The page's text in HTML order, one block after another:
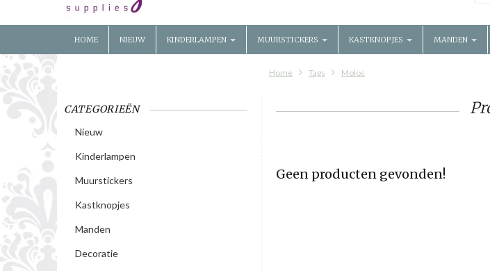
HOME NIEUW KINDERLAMPEN MUURSTICKERS KASTKNOPJES MANDEN
Home Tags Molos
CATEGORIEËN
Nieuw
Kinderlampen
Muurstickers
Kastknopjes
Manden
Decoratie
Geen producten gevonden!